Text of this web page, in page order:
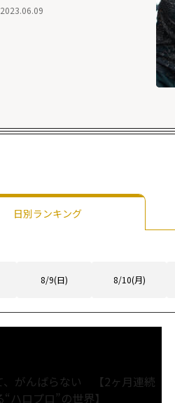
2023.06.09
日別ランキング
8/9(日) 8/10(月)